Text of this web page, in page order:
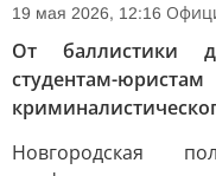
19 мая 2026, 12:16
От баллистики
студентам-
Новгородская